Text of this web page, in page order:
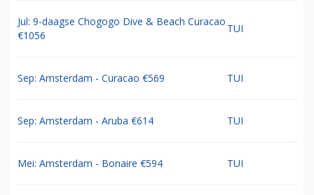
Jul: 9-daagse Chogogo Dive & Beach Curacao
€1056
TUI
Sep: Amsterdam - Curacao €569 TUI
Sep: Amsterdam - Aruba €614 TUI
Mei: Amsterdam - Bonaire €594 TUI